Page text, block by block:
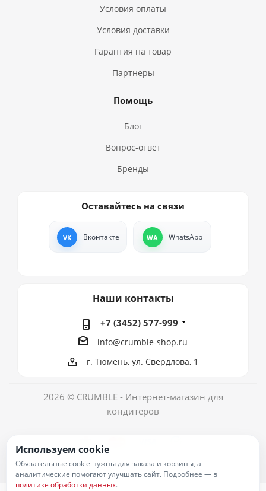
Условия оплаты
Условия доставки
Гарантия на товар
Партнеры
Помощь
Блог
Вопрос-ответ
Бренды
Оставайтесь на связи
Вконтакте WhatsApp
Наши контакты
+7 (3452) 577-999
info@crumble-shop.ru
г. Тюмень, ул. Свердлова, 1
2026 © CRUMBLE - Интернет-магазин для
кондитеров
Используем cookie
Обязательные cookie нужны для заказа и корзины, а
аналитические помогают улучшать сайт. Подробнее — в
политике обработки данных.